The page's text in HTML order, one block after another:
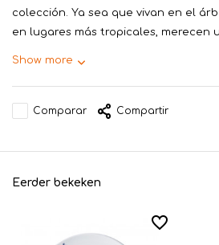
colección. Ya sea que vivan en el
en lugares más tropicales, merecen
Show more
Comparar Compartir
Eerder bekeken